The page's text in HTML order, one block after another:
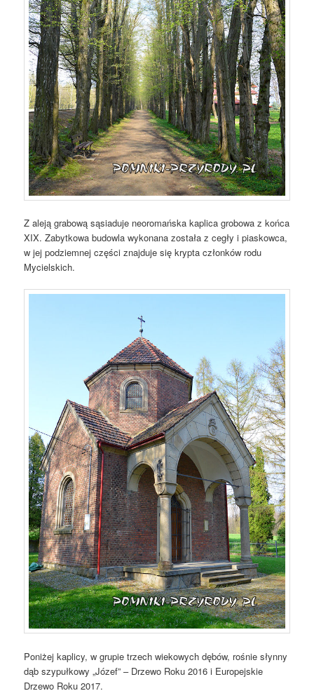
Z aleją grabową sąsiaduje neoromańska kaplica grobowa z końca
XIX. Zabytkowa budowla wykonana została z cegły i piaskowca,
w jej podziemnej części znajduje się krypta członków rodu
Mycielskich.
Poniżej kaplicy, w grupie trzech wiekowych dębów, rośnie słynny
dąb szypułkowy „Józef” – Drzewo Roku 2016 i Europejskie
Drzewo Roku 2017.